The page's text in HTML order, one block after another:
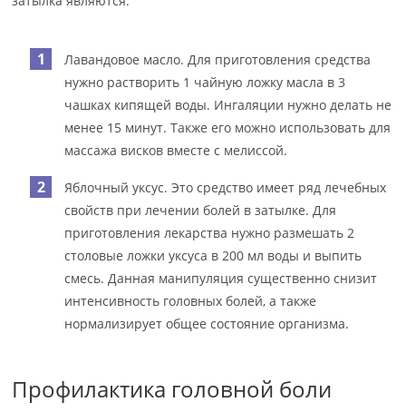
Лавандовое масло. Для приготовления средства
нужно растворить 1 чайную ложку масла в 3
чашках кипящей воды. Ингаляции нужно делать не
менее 15 минут. Также его можно использовать для
массажа висков вместе с мелиссой.
Яблочный уксус. Это средство имеет ряд лечебных
свойств при лечении болей в затылке. Для
приготовления лекарства нужно размешать 2
столовые ложки уксуса в 200 мл воды и выпить
смесь. Данная манипуляция существенно снизит
интенсивность головных болей, а также
нормализирует общее состояние организма.
Профилактика головной боли